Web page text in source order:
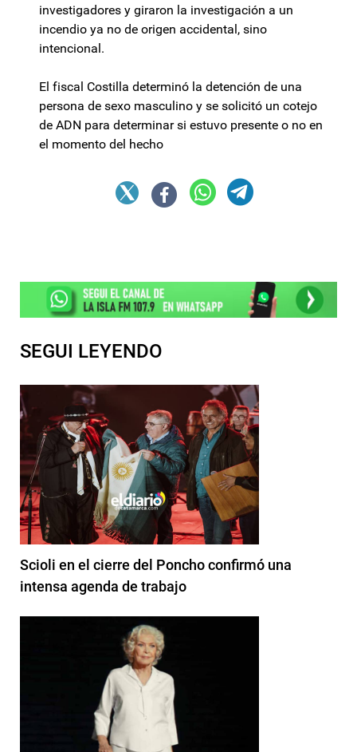
investigadores y giraron la investigación a un
incendio ya no de origen accidental, sino
intencional.
El fiscal Costilla determinó la detención de una
persona de sexo masculino y se solicitó un cotejo
de ADN para determinar si estuvo presente o no en
el momento del hecho
SEGUI LEYENDO
Scioli en el cierre del Poncho confirmó una
intensa agenda de trabajo